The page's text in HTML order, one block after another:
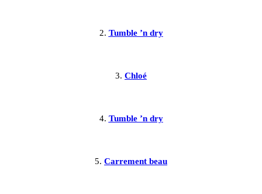
2. Tumble ’n dry
3. Chloé
4. Tumble ’n dry
5. Carrement beau